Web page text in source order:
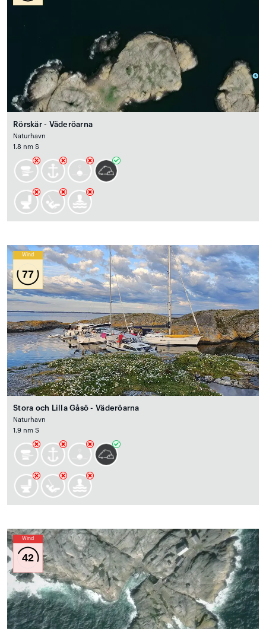
Rörskär - Väderöarna
Naturhavn
1.8 nm S
Wind
77
Stora och Lilla Gåsö - Väderöarna
Naturhavn
1.9 nm S
Wind
42